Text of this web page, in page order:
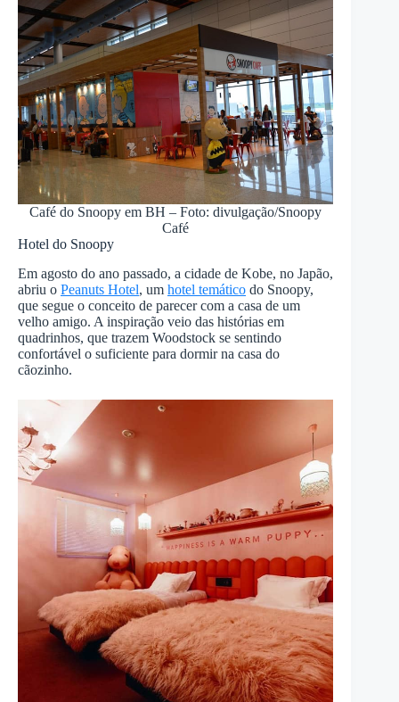
Café do Snoopy em BH – Foto: divulgação/Snoopy
Café
Hotel do Snoopy
Em agosto do ano passado, a cidade de Kobe, no Japão,
abriu o Peanuts Hotel, um hotel temático do Snoopy,
que segue o conceito de parecer com a casa de um
velho amigo. A inspiração veio das histórias em
quadrinhos, que trazem Woodstock se sentindo
confortável o suficiente para dormir na casa do
cãozinho.